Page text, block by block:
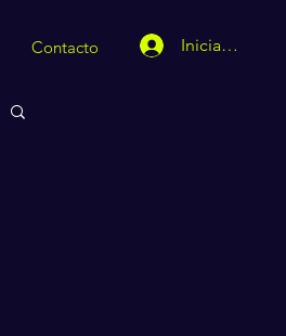
Contacto Iniciar sesión